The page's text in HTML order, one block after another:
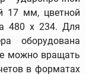
17 мм, цветной
480 х 234. Для
оборудована
можно вращать
в форматах